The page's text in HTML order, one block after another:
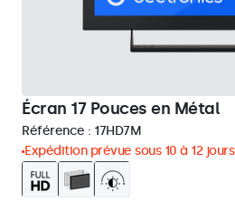
Écran 17 Pouces en Métal
Référence : 17HD7M
Expédition prévue sous 10 à 12 jours